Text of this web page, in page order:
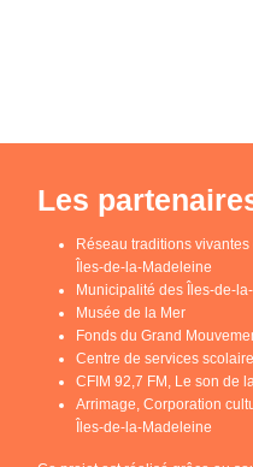
Les
Réseau traditions vivantes
Îles-de-la-Madeleine
Municipalité des Îles-de-
Musée de la Mer
Fonds du Grand
Centre de services
CFIM 92,7 FM, Le son de
Arrimage, Corporation
Îles-de-la-Madeleine